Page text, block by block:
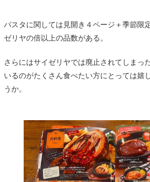
パスタに関しては見開き４ページ＋季節限
ゼリヤの倍以上の品数がある。
さらにはサイゼリヤでは廃止されてしまっ
いるのがたくさん食べたい方にとっては嬉
うか。